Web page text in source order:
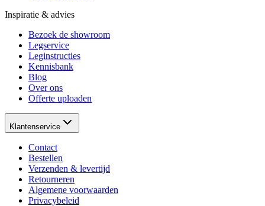
Inspiratie & advies
Bezoek de showroom
Legservice
Leginstructies
Kennisbank
Blog
Over ons
Offerte uploaden
Klantenservice
Contact
Bestellen
Verzenden & levertijd
Retourneren
Algemene voorwaarden
Privacybeleid